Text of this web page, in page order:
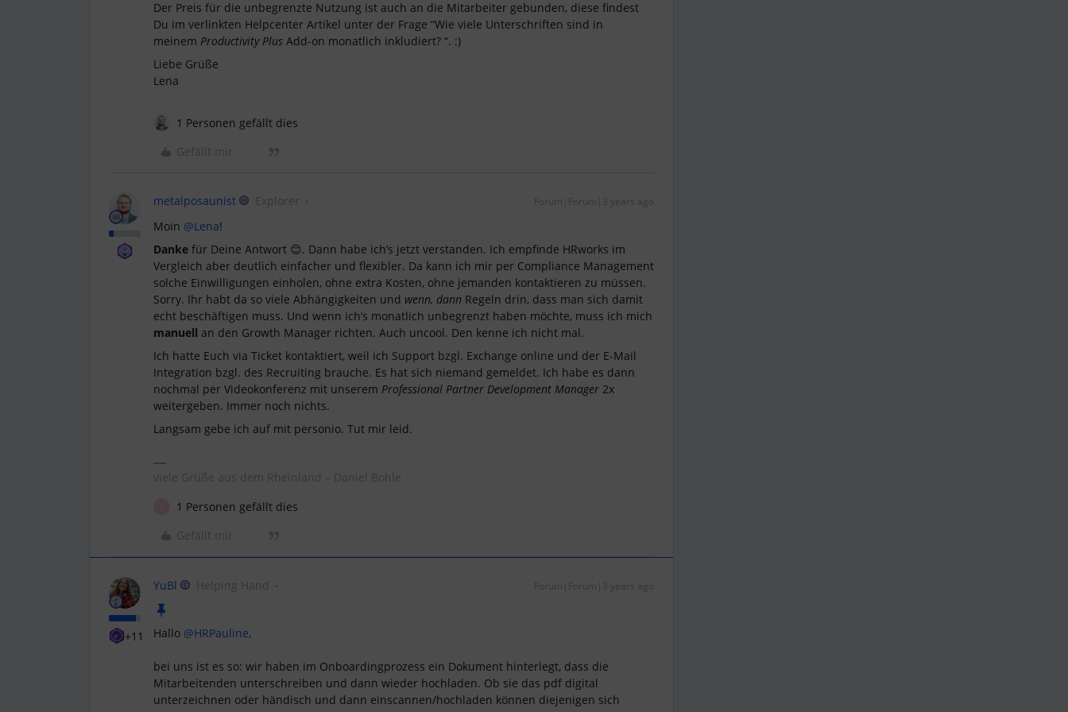
Der Preis für die unbegrenzte Nutzung ist auch an die Mitarbeiter gebunden, diese findest
Du im verlinkten Helpcenter Artikel unter der Frage “Wie viele Unterschriften sind in
meinem Productivity Plus Add-on monatlich inkludiert? “. :)
Liebe Grüße
Lena
1 Personen gefällt dies
Gefällt mir
metalposaunist Explorer Forum|Forum|3 years ago
Moin @Lena!
Danke für Deine Antwort 😊. Dann habe ich’s jetzt verstanden. Ich empfinde HRworks im
Vergleich aber deutlich einfacher und flexibler. Da kann ich mir per Compliance Management
solche Einwilligungen einholen, ohne extra Kosten, ohne jemanden kontaktieren zu müssen.
Sorry. Ihr habt da so viele Abhängigkeiten und wenn, dann Regeln drin, dass man sich damit
echt beschäftigen muss. Und wenn ich’s monatlich unbegrenzt haben möchte, muss ich mich
manuell an den Growth Manager richten. Auch uncool. Den kenne ich nicht mal.
Ich hatte Euch via Ticket kontaktiert, weil ich Support bzgl. Exchange online und der E-Mail
Integration bzgl. des Recruiting brauche. Es hat sich niemand gemeldet. Ich habe es dann
nochmal per Videokonferenz mit unserem Professional Partner Development Manager 2x
weitergeben. Immer noch nichts.
Langsam gebe ich auf mit personio. Tut mir leid.
viele Grüße aus dem Rheinland – Daniel Bohle
1 Personen gefällt dies
Gefällt mir
+11
YuBl Helping Hand Forum|Forum|3 years ago
Hallo @HRPauline,
bei uns ist es so: wir haben im Onboardingprozess ein Dokument hinterlegt, dass die
Mitarbeitenden unterschreiben und dann wieder hochladen. Ob sie das pdf digital
unterzeichnen oder händisch und dann einscannen/hochladen können diejenigen sich